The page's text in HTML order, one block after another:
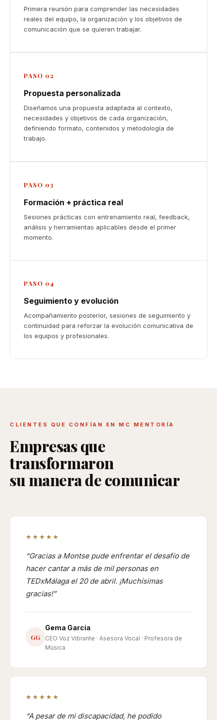
Primera reunión para comprender las necesidades
reales del equipo, la organización y los objetivos de
comunicación que se quieren trabajar.
PASO 02
Propuesta personalizada
Diseñamos una propuesta adaptada al contexto,
necesidades y objetivos de cada organización,
definiendo formato, contenidos y metodología de
trabajo.
PASO 03
Formación + práctica real
Sesiones prácticas con entrenamiento real, feedback,
análisis y herramientas aplicables desde el primer
momento.
PASO 04
Seguimiento y evolución
Acompañamiento posterior, sesiones de seguimiento y
continuidad para reforzar la evolución comunicativa de
los equipos y profesionales.
CLIENTES QUE CONFÍAN EN MC MENTORÍA
Empresas que
transformaron
su manera de comunicar
★★★★★
Gracias a Montse pude enfrentar el desafío de
hacer cantar a más de mil personas en
TEDxMálaga el 20 de abril. ¡Muchísimas
gracias!
GG
Gema García
CEO Voz Vibrante · Asesora Vocal · Profesora de
Música
★★★★★
A pesar de mi discapacidad, he podido